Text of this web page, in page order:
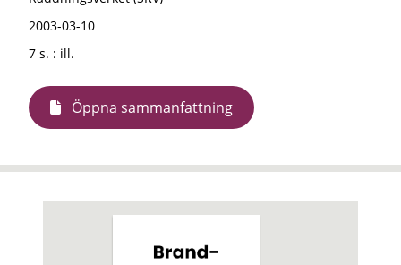
2003-03-10
7 s. : ill.
Öppna sammanfattning